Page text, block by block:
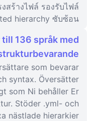
สร้างไฟล์ รองรับไฟล์
hierarchy ซับซ้อน
136 språk med
som bevarar
syntax. Översätter
som Ni behåller Er
Stöder .yml- och
nästlade hierarkier.